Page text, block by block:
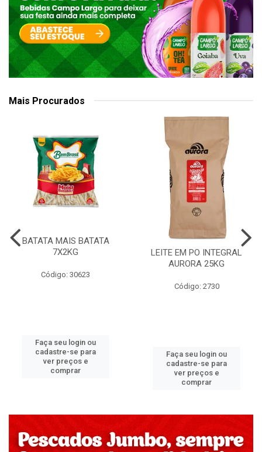
Mais Procurados
BATATA MAIS BATATA
7X2KG
Código: 30623
Faça seu login ou
cadastre-se para
ver preços e
comprar
LEITE EM PO INTEGRAL
AURORA 25KG
Código: 2730
Faça seu login ou
cadastre-se para
ver preços e
comprar